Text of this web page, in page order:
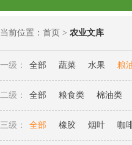
当前位置： 首页 > 农业文库
一级： 全部 蔬菜 水果 粮
二级： 全部 粮食类 棉油类
三级： 全部 橡胶 烟叶 咖